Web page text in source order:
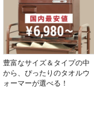
豊富なサイズ＆タイプの中
から、ぴったりのタオルウ
ォーマーが選べる！